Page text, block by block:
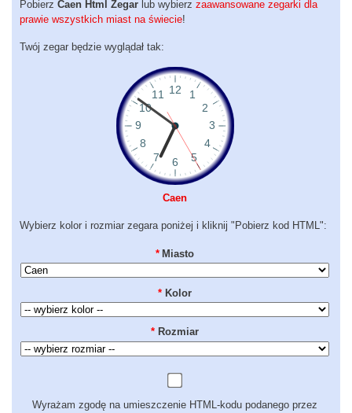
Pobierz Caen Html Zegar lub wybierz zaawansowane zegarki dla
prawie wszystkich miast na świecie!
Twój zegar będzie wyglądał tak:
Caen
Wybierz kolor i rozmiar zegara poniżej i kliknij "Pobierz kod HTML":
* Miasto
* Kolor
* Rozmiar
Wyrażam zgodę na umieszczenie HTML-kodu podanego przez